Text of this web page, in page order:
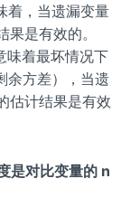
着，当遗漏变量
果是有效的。
味着最坏情况下
余方差），当遗
估计结果是有效
是对比变量的 n